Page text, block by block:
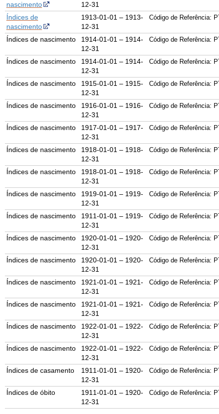
nascimento
12-31
Índices de
nascimento
1913-01-01 – 1913-
12-31
Código de Referência:
Índices de nascimento
1914-01-01 – 1914-
12-31
Código de Referência:
Índices de nascimento
1914-01-01 – 1914-
12-31
Código de Referência:
Índices de nascimento
1915-01-01 – 1915-
12-31
Código de Referência:
Índices de nascimento
1916-01-01 – 1916-
12-31
Código de Referência:
Índices de nascimento
1917-01-01 – 1917-
12-31
Código de Referência:
Índices de nascimento
1918-01-01 – 1918-
12-31
Código de Referência:
Índices de nascimento
1918-01-01 – 1918-
12-31
Código de Referência:
Índices de nascimento
1919-01-01 – 1919-
12-31
Código de Referência:
Índices de nascimento
1911-01-01 – 1919-
12-31
Código de Referência:
Índices de nascimento
1920-01-01 – 1920-
12-31
Código de Referência:
Índices de nascimento
1920-01-01 – 1920-
12-31
Código de Referência:
Índices de nascimento
1921-01-01 – 1921-
12-31
Código de Referência:
Índices de nascimento
1921-01-01 – 1921-
12-31
Código de Referência:
Índices de nascimento
1922-01-01 – 1922-
12-31
Código de Referência:
Índices de nascimento
1922-01-01 – 1922-
12-31
Código de Referência:
Índices de casamento
1911-01-01 – 1920-
12-31
Código de Referência:
Índices de óbito
1911-01-01 – 1920-
12-31
Código de Referência: